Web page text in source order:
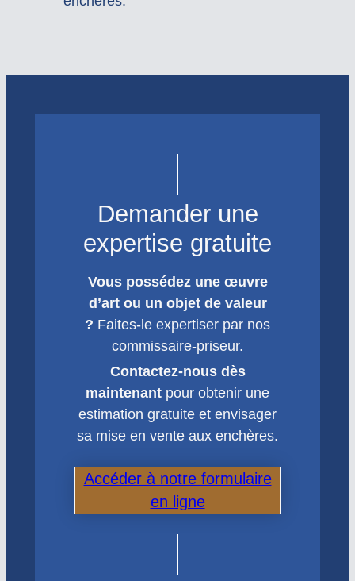
Demander une
expertise gratuite
Vous possédez une œuvre
d’art ou un objet de valeur
? Faites-le expertiser par nos
commissaire-priseur.
Contactez-nous dès
maintenant pour obtenir une
estimation gratuite et envisager
sa mise en vente aux enchères.
Accéder à notre formulaire
en ligne